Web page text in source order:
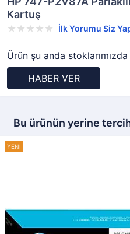
Kartuş
İlk Yorumu Siz
Ürün şu anda stoklarımızda
HABER VER
Bu ürünün yerine